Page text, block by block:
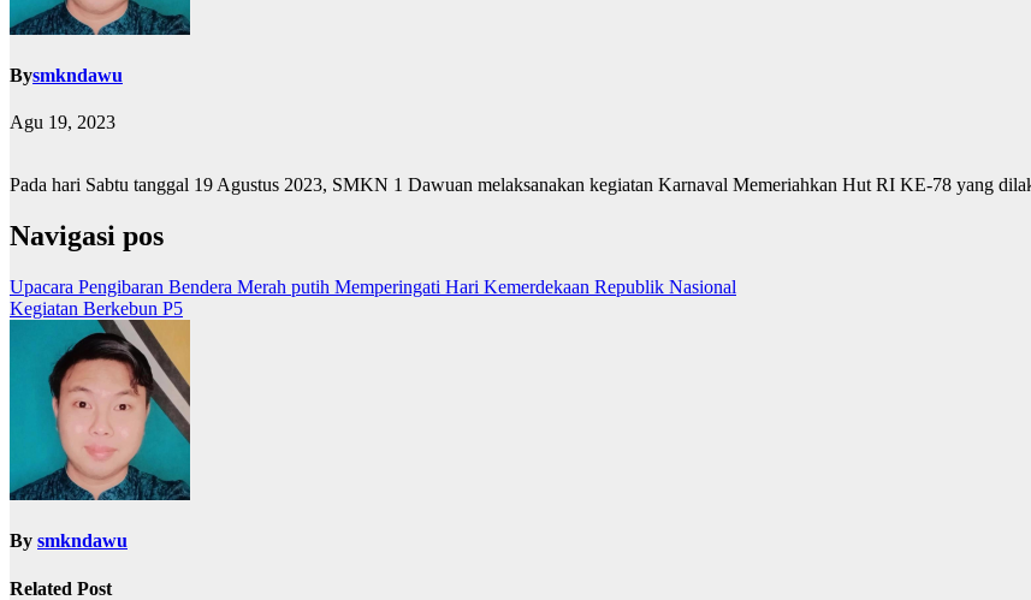
Bysmkndawu
Agu 19, 2023
Pada hari Sabtu tanggal 19 Agustus 2023, SMKN 1 Dawuan melaksanakan kegiatan Karnaval Memeriahkan Hut RI KE-78 yang
Navigasi pos
Upacara Pengibaran Bendera Merah putih Memperingati Hari Kemerdekaan Republik Nasional
Kegiatan Berkebun P5
By smkndawu
Related Post